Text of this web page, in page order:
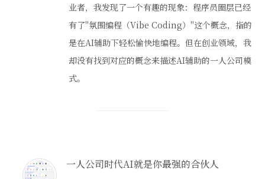
业者，我发现了一个有趣的现象：程序员圈层已经
有了"氛围编程（Vibe Coding）"这个概念，指的
是在AI辅助下轻松愉快地编程。但在创业领域，我
却没有找到对应的概念来描述AI辅助的一人公司模
式。
一人公司时代AI就是你最强的合伙人